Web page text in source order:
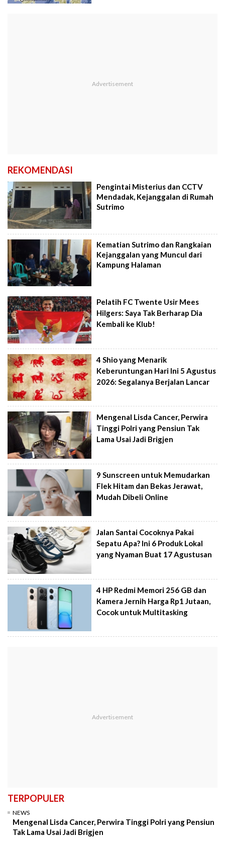
REKOMENDASI
Pengintai Misterius dan CCTV
Mendadak, Kejanggalan di Rumah
Sutrimo
Kematian Sutrimo dan Rangkaian
Kejanggalan yang Muncul dari
Kampung Halaman
Pelatih FC Twente Usir Mees
Hilgers: Saya Tak Berharap Dia
Kembali ke Klub!
4 Shio yang Menarik
Keberuntungan Hari Ini 5 Agustus
2026: Segalanya Berjalan Lancar
Mengenal Lisda Cancer, Perwira
Tinggi Polri yang Pensiun Tak
Lama Usai Jadi Brigjen
9 Sunscreen untuk Memudarkan
Flek Hitam dan Bekas Jerawat,
Mudah Dibeli Online
Jalan Santai Cocoknya Pakai
Sepatu Apa? Ini 6 Produk Lokal
yang Nyaman Buat 17 Agustusan
4 HP Redmi Memori 256 GB dan
Kamera Jernih Harga Rp1 Jutaan,
Cocok untuk Multitasking
TERPOPULER
NEWS
Mengenal Lisda Cancer, Perwira Tinggi Polri yang Pensiun
Tak Lama Usai Jadi Brigjen